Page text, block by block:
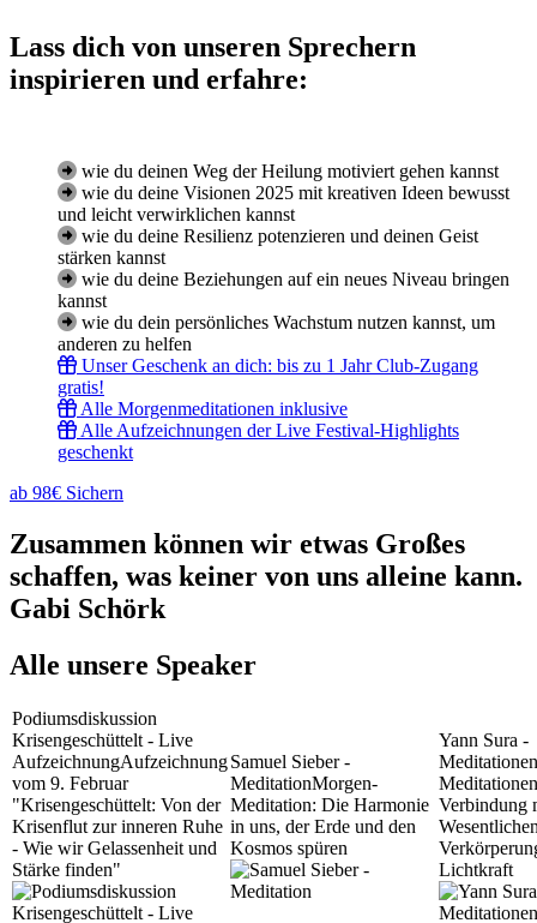
Lass dich von unseren Sprechern
inspirieren und erfahre:
wie du deinen Weg der Heilung motiviert gehen kannst
wie du deine Visionen 2025 mit kreativen Ideen bewusst
und leicht verwirklichen kannst
wie du deine Resilienz potenzieren und deinen Geist
stärken kannst
wie du deine Beziehungen auf ein neues Niveau bringen
kannst
wie du dein persönliches Wachstum nutzen kannst, um
anderen zu helfen
Unser Geschenk an dich: bis zu 1 Jahr Club-Zugang
gratis!
Alle Morgenmeditationen inklusive
Alle Aufzeichnungen der Live Festival-Highlights
geschenkt
ab 98€ Sichern
Zusammen können wir etwas Großes
schaffen, was keiner von uns alleine kann.
Gabi Schörk
Alle unsere Speaker
Podiumsdiskussion
Krisengeschüttelt - Live
AufzeichnungAufzeichnung
vom 9. Februar
"Krisengeschüttelt: Von der
Krisenflut zur inneren Ruhe
- Wie wir Gelassenheit und
Stärke finden"
Samuel Sieber -
MeditationMorgen-
Meditation: Die Harmonie
in uns, der Erde und den
Kosmos spüren
Yann Sura -
Meditationen
Verbindung
Lichtkraft